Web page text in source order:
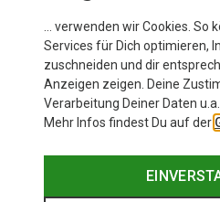
… verwenden wir Cookies. So
Services für Dich optimieren,
zuschneiden und dir
Anzeigen zeigen. Deine
Verarbeitung Deiner Daten
Mehr Infos findest Du auf der